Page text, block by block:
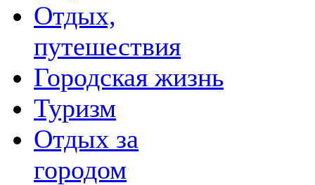
Отдых,
путешествия
Городская жизнь
Туризм
Отдых за
городом